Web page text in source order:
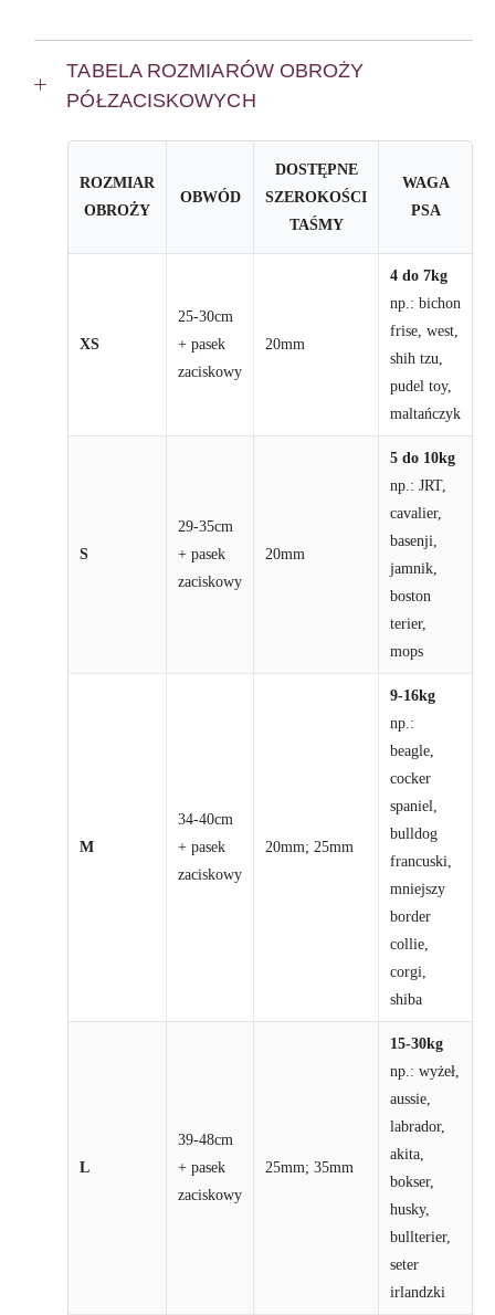
TABELA ROZMIARÓW OBROŻY
PÓŁZACISKOWYCH
ROZMIAR
OBROŻY
OBWÓD
DOSTĘPNE
SZEROKOŚCI
TAŚMY
WAGA
PSA
XS
25-30cm
+ pasek
zaciskowy
20mm
4 do 7kg
np.: bichon
frise, west,
shih tzu,
pudel toy,
maltańczyk
S
29-35cm
+ pasek
zaciskowy
20mm
5 do 10kg
np.: JRT,
cavalier,
basenji,
jamnik,
boston
terier,
mops
M
34-40cm
+ pasek
zaciskowy
20mm; 25mm
9-16kg
np.:
beagle,
cocker
spaniel,
bulldog
francuski,
mniejszy
border
collie,
corgi,
shiba
L
39-48cm
+ pasek
zaciskowy
25mm; 35mm
15-30kg
np.: wyżeł,
aussie,
labrador,
akita,
bokser,
husky,
bullterier,
seter
irlandzki